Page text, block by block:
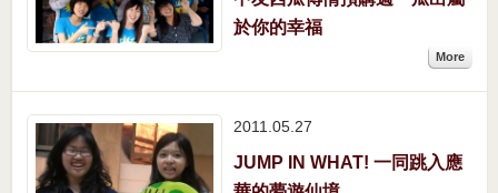
於你的幸福
More
2011.05 27
JUMP IN WHAT! 一同跳入應